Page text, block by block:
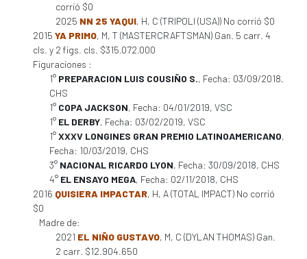
corrió $0
2025 NN 25 YAQUI, H, C (TRIPOLI (USA)) No corrió $0
2015 YA PRIMO, M, T (MASTERCRAFTSMAN) Gan. 5 carr. 4
cls. y 2 figs. cls. $315.072.000
Figuraciones :
1° PREPARACION LUIS COUSIÑO S., Fecha: 03/09/2018,
CHS
1° COPA JACKSON, Fecha: 04/01/2019, VSC
1° EL DERBY, Fecha: 03/02/2019, VSC
1°XXXV LONGINES GRAN PREMIO LATINOAMERICANO,
Fecha: 10/03/2019, CHS
3° NACIONAL RICARDO LYON, Fecha: 30/09/2018, CHS
4° EL ENSAYO MEGA, Fecha: 02/11/2018, CHS
2016 QUISIERA IMPACTAR, H, A (TOTAL IMPACT) No corrió
$0
Madre de:
2021 EL NIÑO GUSTAVO, M, C (DYLAN THOMAS) Gan.
2 carr. $12.904.650